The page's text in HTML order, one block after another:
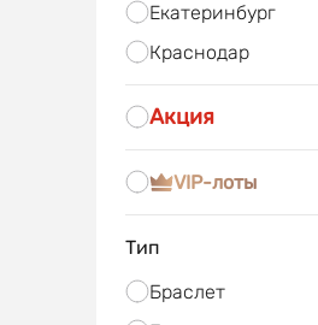
Екатеринбург
Краснодар
Акция
VIP-лоты
Тип
Браслет